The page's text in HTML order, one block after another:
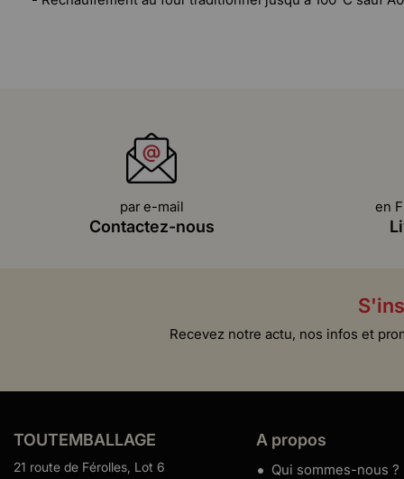
par e-mail
Contactez-nous
en
Recevez notre actu, nos infos et
TOUTEMBALLAGE
21 route de Férolles, Lot 6
A propos
Qui sommes-nous ?